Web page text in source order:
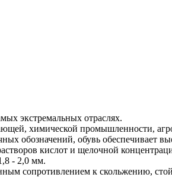
экстремальных отраслях.
химической промышленности,
обозначений, обувь обеспечивает
кислот и щелочной
- 2,0 мм.
сопротивлением к скольжению,